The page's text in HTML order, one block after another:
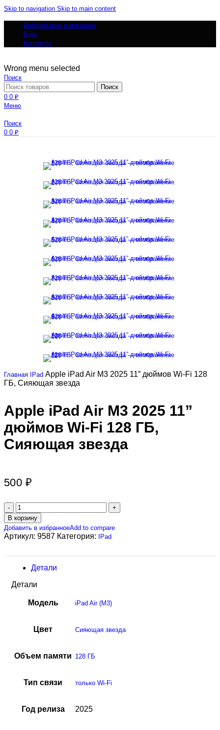
Skip to navigation Skip to main content
Информация о магазине
Блог
Контакты
Wrong menu selected
Поиск
Поиск
0 0 ₽
Меню
Поиск
0 0 ₽
Главная IPad Apple iPad Air M3 2025 11” дюймов Wi-Fi 128
ГБ, Сияющая звезда
Apple iPad Air M3 2025 11”
дюймов Wi-Fi 128 ГБ,
Сияющая звезда
500 ₽
В корзину
Добавить в избранноеAdd to compare
Артикул: 9587 Категория: IPad
Детали
Детали
Модель iPad Air (M3)
Цвет Сияющая звезда
Объем памяти 128 ГБ
Тип связи только Wi-Fi
Год релиза 2025